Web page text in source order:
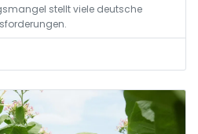
stellt viele deutsche